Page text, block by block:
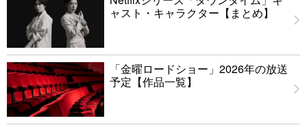
ャスト・キャラクター【まとめ】
「金曜ロードショー」2026年の放送
予定【作品一覧】